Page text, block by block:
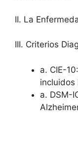
II. La
III. Criterios
a. CIE-
incluidos
a. DSM-